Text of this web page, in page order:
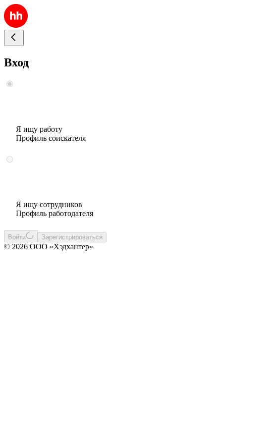
Вход
Я ищу работу
Профиль соискателя
Я ищу сотрудников
Профиль работодателя
Войти Зарегистрироваться
© 2026 ООО «Хэдхантер»